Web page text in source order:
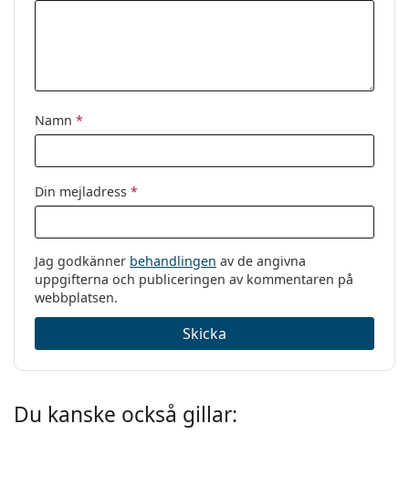
Namn *
Din mejladress *
Jag godkänner behandlingen av de angivna
uppgifterna och publiceringen av kommentaren på
webbplatsen.
Skicka
Du kanske också gillar: